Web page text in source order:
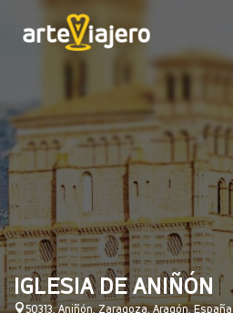
IGLESIA DE ANIÑÓN
50313, Aniñón, Zaragoza, Aragón, España